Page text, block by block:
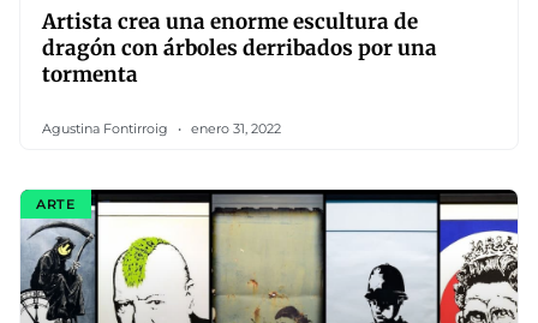
Artista crea una enorme escultura de
dragón con árboles derribados por una
tormenta
Agustina Fontirroig enero 31, 2022
ARTE